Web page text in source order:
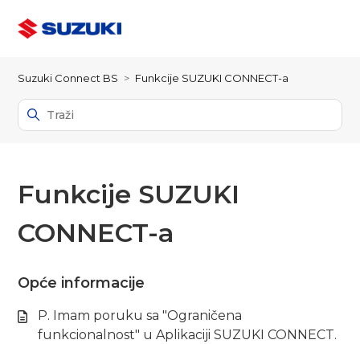
Suzuki Connect BS Funkcije SUZUKI CONNECT-a
Funkcije SUZUKI
CONNECT-a
Opće informacije
P. Imam poruku sa "Ograničena
funkcionalnost" u Aplikaciji SUZUKI CONNECT.